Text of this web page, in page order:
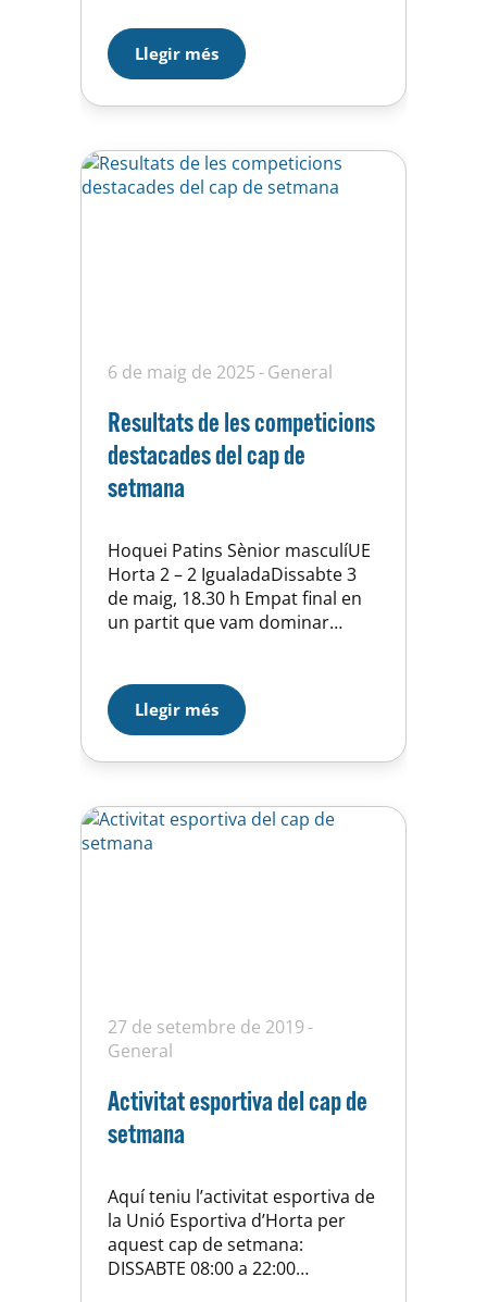
comptat amb la participació de
quatre clubs catalans: el nostre
equip, el CN Barcelona, el CN
Terrassa i el CN Sabadell, en un
Llegir més
6 de maig de 2025 General
Resultats de les competicions
destacades del cap de
setmana
Hoquei Patins Sènior masculíUE
Horta 2 – 2 IgualadaDissabte 3
de maig, 18.30 h Empat final en
un partit que vam dominar
no vam poder sumar els tres
punts. Ara cal esgotar les
poques opcions que ens
queden; tot i que…
Llegir més
27 de setembre de 2019
General
Activitat esportiva del cap de
setmana
Aquí teniu l’activitat esportiva de
la Unió Esportiva d’Horta per
aquest cap de setmana:
DISSABTE 08:00 a 22:00